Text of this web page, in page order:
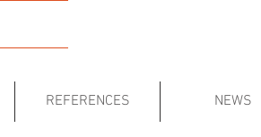
REFERENCES NEWS